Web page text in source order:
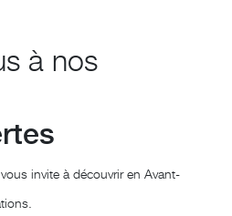
à nos
invite à découvrir en Avant-